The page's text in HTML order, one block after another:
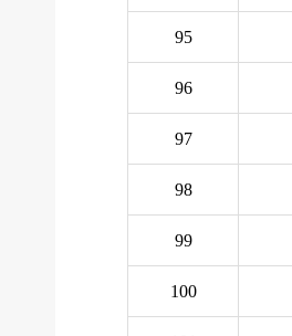
95
96
97
98
99
100